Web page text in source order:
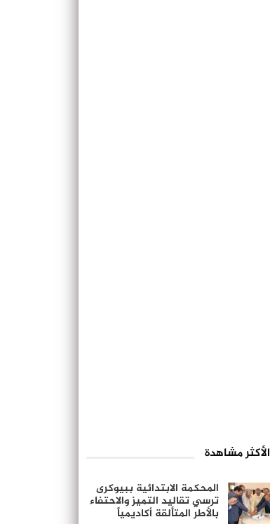
الأكثر مشاهدة
المحكمة الابتدائية ببيوكرى
ترسي تقاليد التميز والاحتفاء
بالأطر المتألقة أكاديمياً